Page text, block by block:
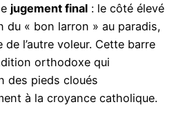
jugement final : le côté élevé
du « bon larron » au paradis,
l’autre voleur. Cette barre
orthodoxe qui
des pieds cloués
à la croyance catholique.